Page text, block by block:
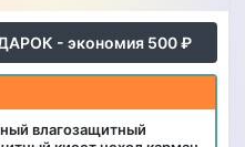
- экономия 500 ₽
влагозащитный